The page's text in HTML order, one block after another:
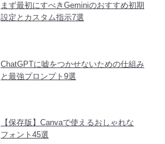
まず最初にすべきGeminiのおすすめ初期
設定とカスタム指示7選
ChatGPTに嘘をつかせないための仕組み
と最強プロンプト9選
【保存版】Canvaで使えるおしゃれな
フォント45選